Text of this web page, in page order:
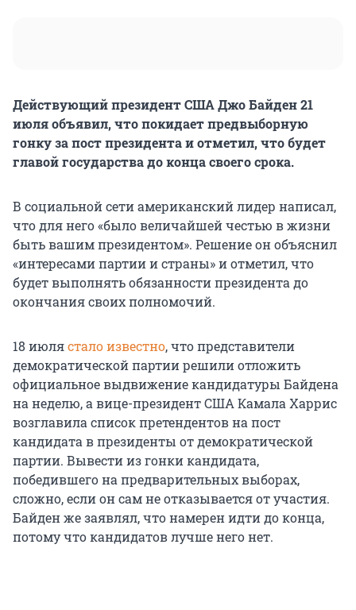
Действующий президент США Джо Байден 21
июля объявил, что покидает предвыборную
гонку за пост президента и отметил, что будет
главой государства до конца своего срока.
В социальной сети американский лидер написал,
что для него «было величайшей честью в жизни
быть вашим президентом». Решение он объяснил
«интересами партии и страны» и отметил, что
будет выполнять обязанности президента до
окончания своих полномочий.
18 июлястало известно, что представители
демократической партии решили отложить
официальное выдвижение кандидатуры Байдена
на неделю, а вице-президент США Камала Харрис
возглавила список претендентов на пост
кандидата в президенты от демократической
партии. Вывести из гонки кандидата,
победившего на предварительных выборах,
сложно, если он сам не отказывается от участия.
Байден же заявлял, что намерен идти до конца,
потому что кандидатов лучше него нет.